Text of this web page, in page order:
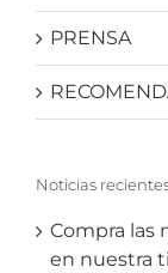
PRENSA
Noticias
Compra las
en nuestra